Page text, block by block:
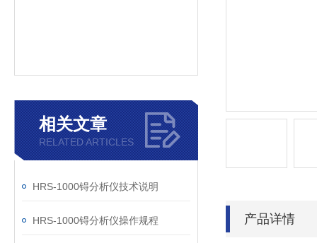
相关文章
RELATED ARTICLES
HRS-1000锝分析仪技术说明
HRS-1000锝分析仪操作规程 产品详情